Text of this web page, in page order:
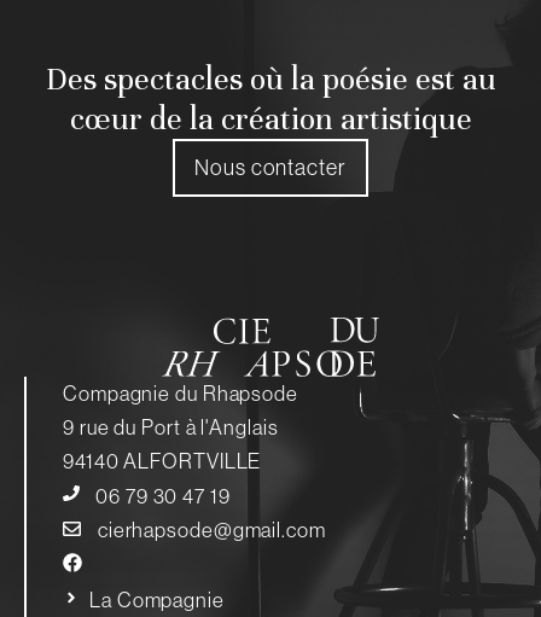
Des spectacles où la poésie est au
cœur de la création artistique
Nous contacter
Compagnie du Rhapsode
9 rue du Port à l'Anglais
94140 ALFORTVILLE
06 79 30 47 19
cierhapsode@gmail.com
La Compagnie